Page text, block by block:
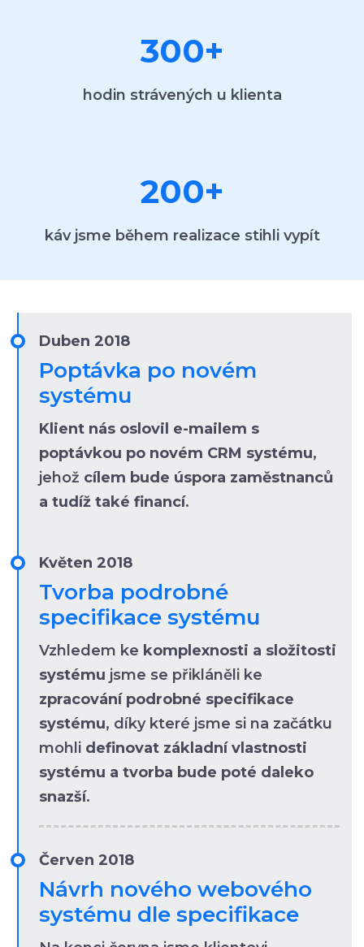
300+
hodin strávených u klienta
200+
káv jsme během realizace stihli vypít
Duben 2018
Poptávka po novém
systému
Klient nás oslovil e-mailem s
poptávkou po novém CRM systému,
jehož cílem bude úspora zaměstnanců
a tudíž také financí.
Květen 2018
Tvorba podrobné
specifikace systému
Vzhledem ke komplexnosti a složitosti
systému jsme se přikláněli ke
zpracování podrobné specifikace
systému, díky které jsme si na začátku
mohli definovat základní vlastnosti
systému a tvorba bude poté daleko
snazší.
Červen 2018
Návrh nového webového
systému dle specifikace